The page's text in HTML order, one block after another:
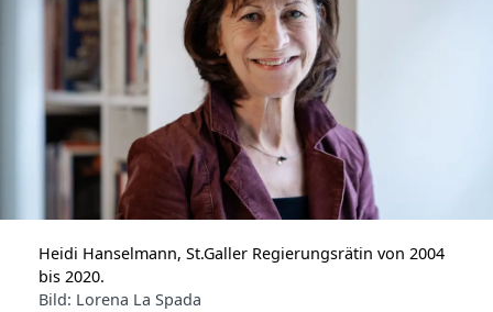
Heidi Hanselmann, St.Galler Regierungsrätin von 2004
bis 2020.
Bild: Lorena La Spada